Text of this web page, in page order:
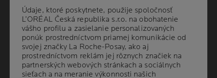
reakciu na tvari
kozne alergie a dalsie hlavne typy alergickych
reakcii
Kozne alergie, citliva a reaktivna plet
liecba akne zlepsuje spanok stav pleti
najlepsi ritual starostlivosti o citlivu plet
nepotrebujete ohen aby vasa plet ziarila
Údaje, ktoré poskytnete, použije spoločnosť
L’ORÉAL Česká republika s.r.o. na obohatenie
vášho profilu a zasielanie personalizovaných
ponúk prostredníctvom priamej komunikácie od
svojej značky La Roche-Posay, ako aj
prostredníctvom reklám jej rôznych značiek na
partnerských webových stránkach a sociálnych
sieťach a na meranie výkonnosti našich
Údaje, ktoré poskytnete, použije spoločnosť
L’ORÉAL Česká republika s.r.o. na obohatenie
vášho profilu a zasielanie personalizovaných
ponúk prostredníctvom priamej komunikácie od
svojej značky La Roche-Posay, ako aj
prostredníctvom reklám jej rôznych značiek na
partnerských webových stránkach a sociálnych
sieťach a na meranie výkonnosti našich